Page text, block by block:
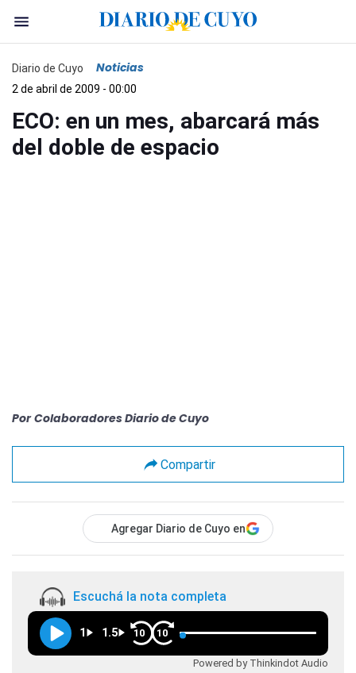
Diario de Cuyo Noticias
2 de abril de 2009 - 00:00
ECO: en un mes, abarcará más
del doble de espacio
Por Colaboradores Diario de Cuyo
Compartir
Agregar Diario de Cuyo en
Escuchá la nota completa
1 1.5 10 10
Powered by Thinkindot Audio